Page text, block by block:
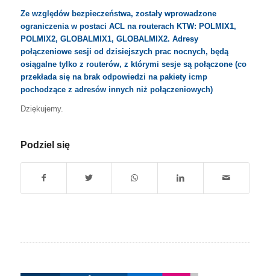
Ze względów bezpieczeństwa, zostały wprowadzone
ograniczenia w postaci ACL na routerach KTW: POLMIX1,
POLMIX2, GLOBALMIX1, GLOBALMIX2. Adresy
połączeniowe sesji od dzisiejszych prac nocnych, będą
osiągalne tylko z routerów, z którymi sesje są połączone (co
przekłada się na brak odpowiedzi na pakiety icmp
pochodzące z adresów innych niż połączeniowych)
Dziękujemy.
Podziel się